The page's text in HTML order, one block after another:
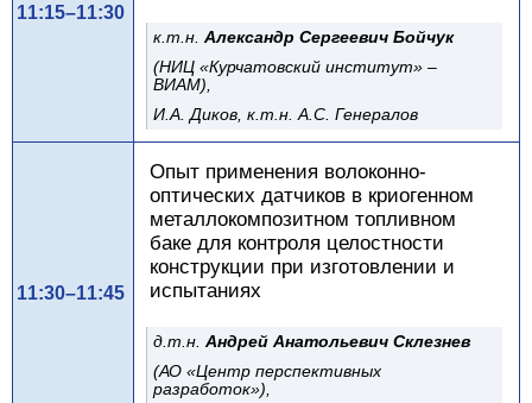
11:15–11:30
к.т.н. Александр Сергеевич Бойчук
(НИЦ «Курчатовский институт» –
ВИАМ),
И.А. Диков, к.т.н. А.С. Генералов
11:30–11:45
Опыт применения волоконно-
оптических датчиков в криогенном
металлокомпозитном топливном
баке для контроля целостности
конструкции при изготовлении и
испытаниях
д.т.н. Андрей Анатольевич Склезнев
(АО «Центр перспективных
разработок»),